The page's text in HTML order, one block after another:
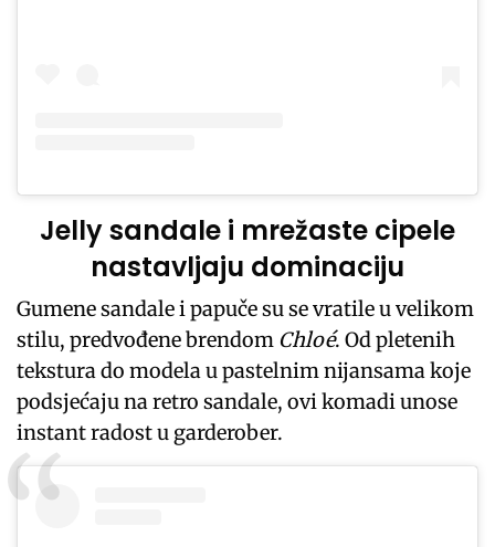
Jelly sandale i mrežaste cipele
nastavljaju dominaciju
Gumene sandale i papuče su se vratile u velikom
stilu, predvođene brendom Chloé. Od pletenih
tekstura do modela u pastelnim nijansama koje
podsjećaju na retro sandale, ovi komadi unose
instant radost u garderober.